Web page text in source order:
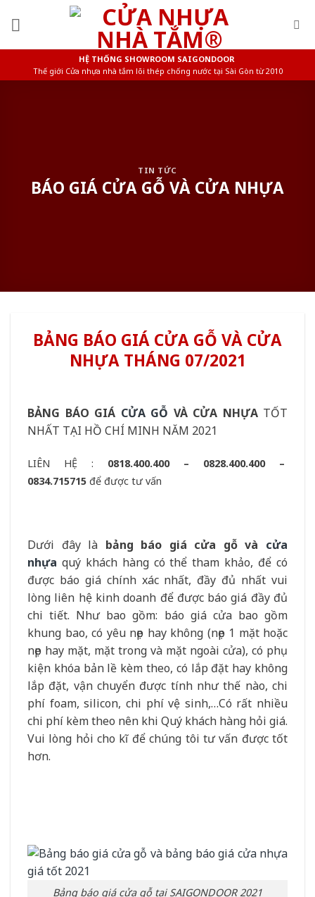
HỆ THỐNG SHOWROOM SAIGONDOOR
Thế giới Cửa nhựa nhà tắm lõi thép chống nước tại Sài Gòn từ 2010
TIN TỨC
BÁO GIÁ CỬA GỖ VÀ CỬA NHỰA
BẢNG BÁO GIÁ CỬA GỖ VÀ CỬA
NHỰA THÁNG 07/2021
BẢNG BÁO GIÁ CỬA GỖ VÀ CỬA NHỰATỐT
NHẤT TẠI HỒ CHÍ MINH NĂM 2021
LIÊN HỆ : 0818.400.400 – 0828.400.400 –
0834.715715 để được tư vấn
Dưới đây là bảng báo giá cửa gỗ và cửa
nhựa quý khách hàng có thể tham khảo, để có
được báo giá chính xác nhất, đầy đủ nhất vui
lòng liên hệ kinh doanh để được báo giá đầy đủ
chi tiết. Như bao gồm: báo giá cửa bao gồm
khung bao, có yêu nẹp hay không (nẹp 1 mặt hoặc
nẹp hay mặt, mặt trong và mặt ngoài cửa), có phụ
kiện khóa bản lề kèm theo, có lắp đặt hay không
lắp đặt, vận chuyển được tính như thế nào, chi
phí foam, silicon, chi phí vệ sinh,…Có rất nhiều
chi phí kèm theo nên khi Quý khách hàng hỏi giá.
Vui lòng hỏi cho kĩ để chúng tôi tư vấn được tốt
hơn.
Bảng báo giá cửa gỗ tại SAIGONDOOR 2021